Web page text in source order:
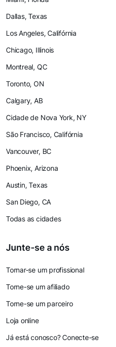
Dallas, Texas
Los Angeles, Califórnia
Chicago, Illinois
Montreal, QC
Toronto, ON
Calgary, AB
Cidade de Nova York, NY
São Francisco, Califórnia
Vancouver, BC
Phoenix, Arizona
Austin, Texas
San Diego, CA
Todas as cidades
Junte-se a nós
Tornar-se um profissional
Torne-se um afiliado
Torne-se um parceiro
Loja online
Já está conosco? Conecte-se